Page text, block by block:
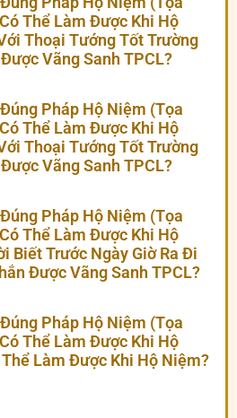
Thể Làm Được Khi Hộ
Thoại Tướng Tốt Trường
Vãng Sanh TPCL?
Pháp Hộ Niệm (Tọa
Thể Làm Được Khi Hộ
Thoại Tướng Tốt Trường
Vãng Sanh TPCL?
Pháp Hộ Niệm (Tọa
Thể Làm Được Khi Hộ
Biết Trước Ngày Giờ Ra Đi
Được Vãng Sanh TPCL?
Pháp Hộ Niệm (Tọa
Thể Làm Được Khi Hộ
Làm Được Khi Hộ Niệm?